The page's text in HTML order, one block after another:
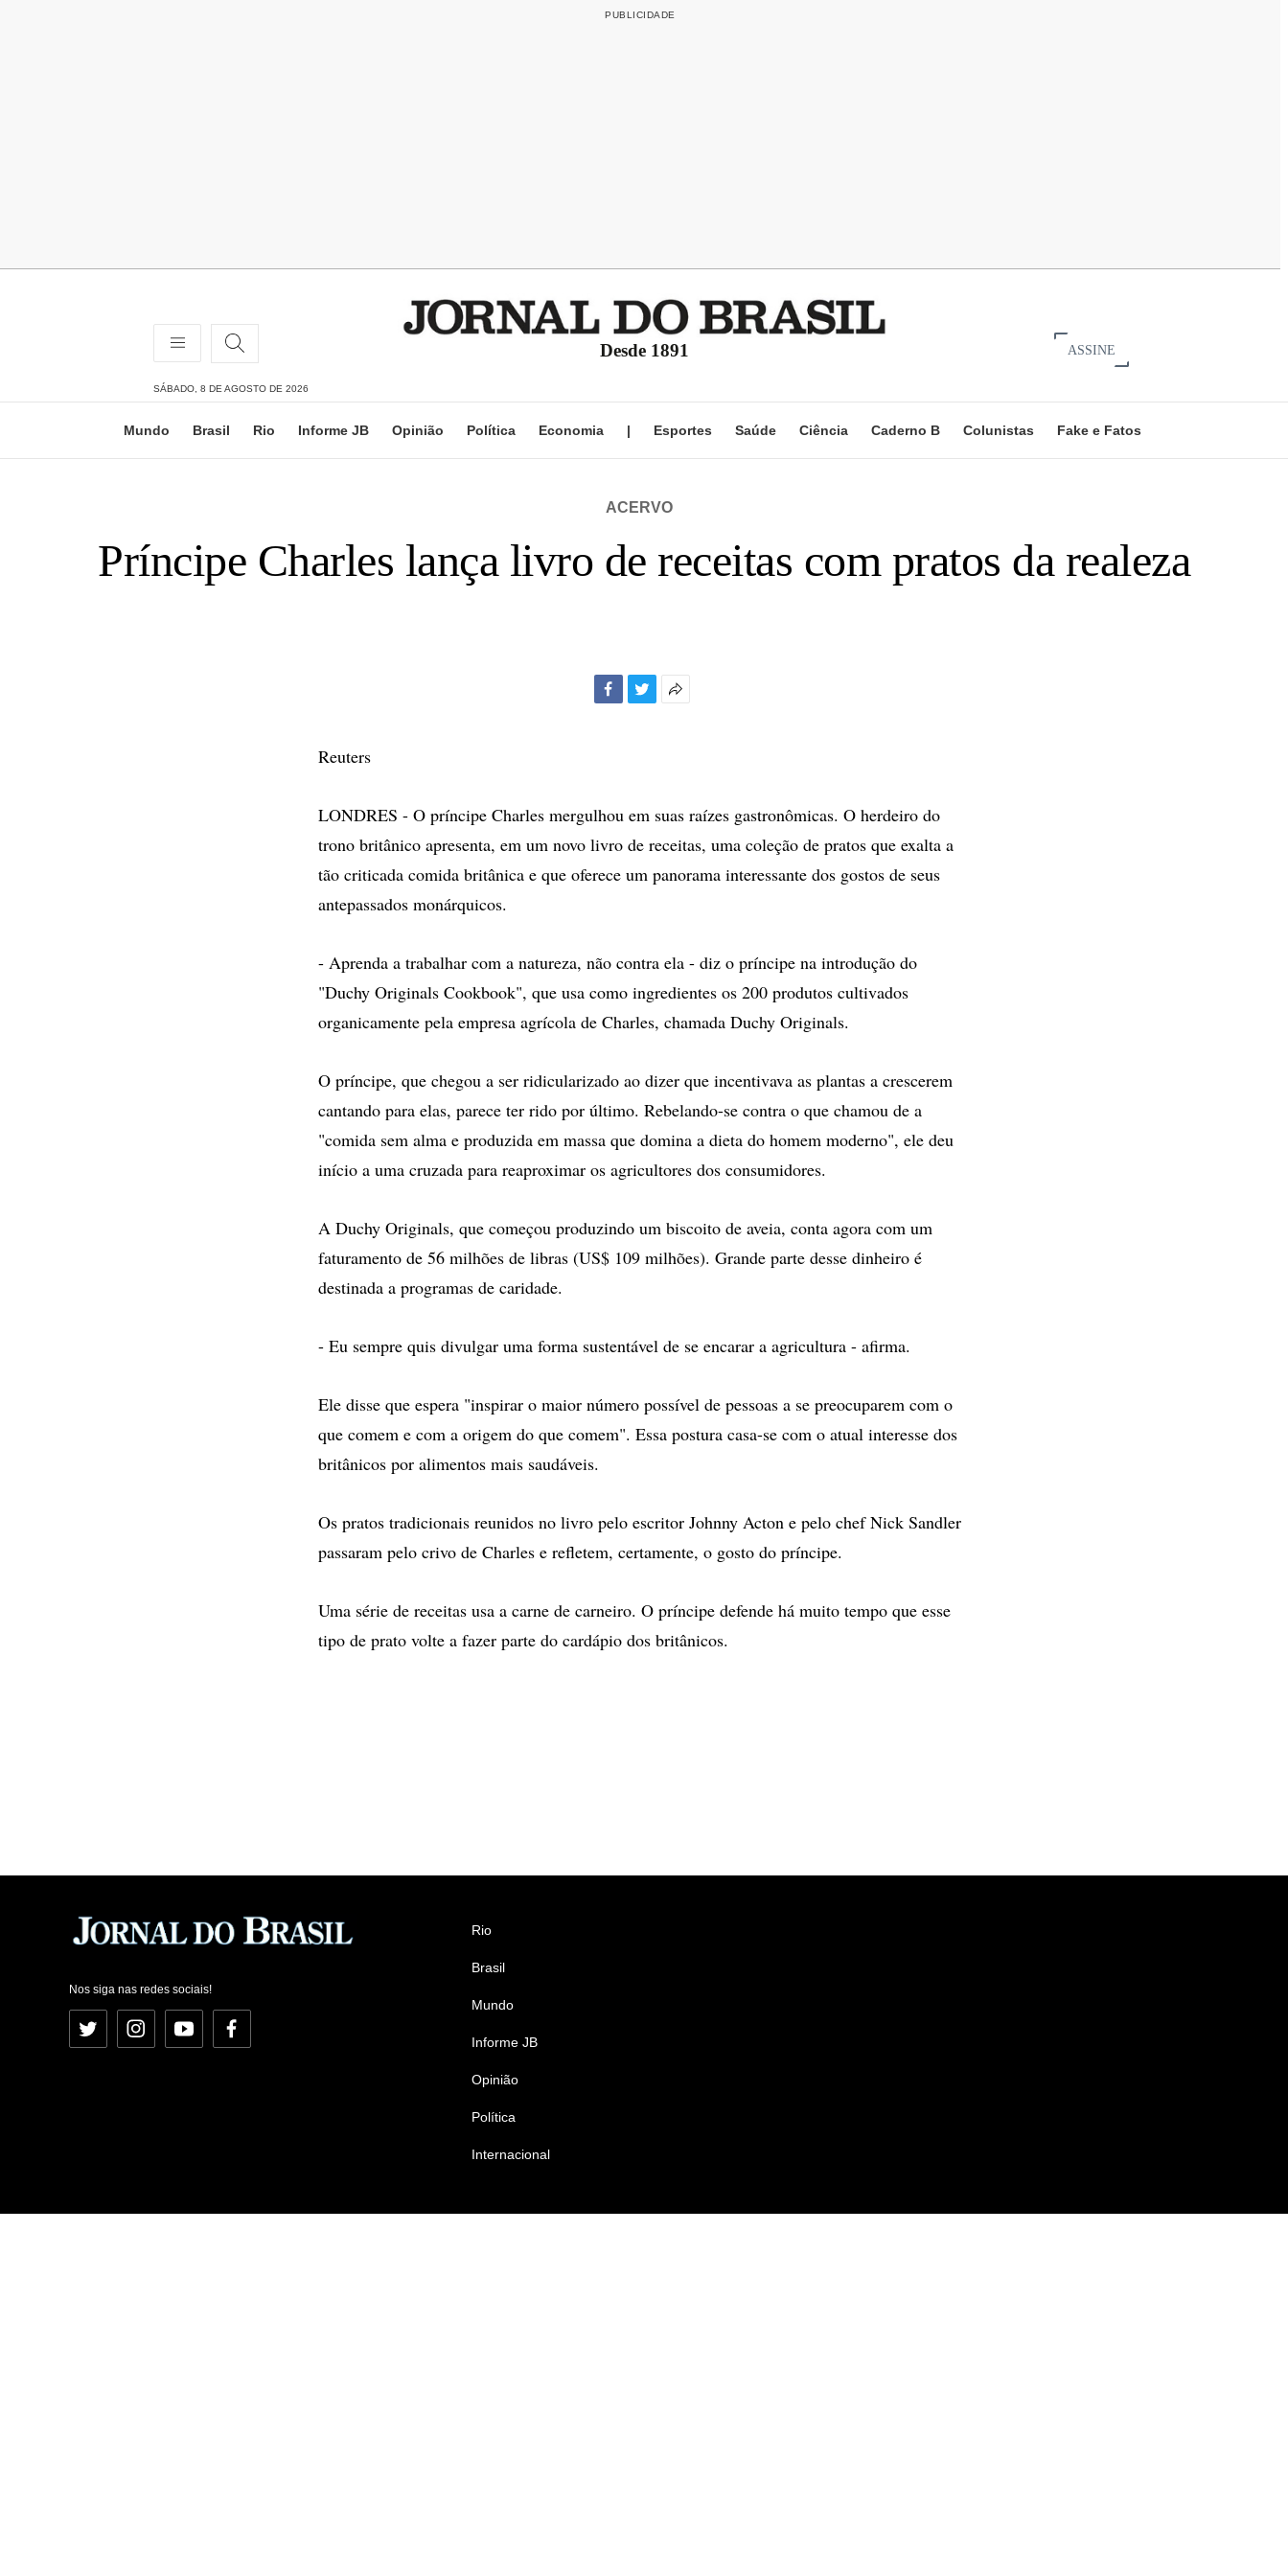
Desde 1891 ASSINE
SÁBADO, 8 DE AGOSTO DE 2026
Mundo Brasil Rio Informe JB Opinião Política Economia | Esportes Saúde Ciência Caderno B Colunistas Fake e Fatos
ACERVO
Príncipe Charles lança livro de receitas com pratos da realeza
Reuters
LONDRES - O príncipe Charles mergulhou em suas raízes gastronômicas. O herdeiro do
trono britânico apresenta, em um novo livro de receitas, uma coleção de pratos que exalta a
tão criticada comida britânica e que oferece um panorama interessante dos gostos de seus
antepassados monárquicos.
- Aprenda a trabalhar com a natureza, não contra ela - diz o príncipe na introdução do
"Duchy Originals Cookbook", que usa como ingredientes os 200 produtos cultivados
organicamente pela empresa agrícola de Charles, chamada Duchy Originals.
O príncipe, que chegou a ser ridicularizado ao dizer que incentivava as plantas a crescerem
cantando para elas, parece ter rido por último. Rebelando-se contra o que chamou de a
"comida sem alma e produzida em massa que domina a dieta do homem moderno", ele deu
início a uma cruzada para reaproximar os agricultores dos consumidores.
A Duchy Originals, que começou produzindo um biscoito de aveia, conta agora com um
faturamento de 56 milhões de libras (US$ 109 milhões). Grande parte desse dinheiro é
destinada a programas de caridade.
- Eu sempre quis divulgar uma forma sustentável de se encarar a agricultura - afirma.
Ele disse que espera "inspirar o maior número possível de pessoas a se preocuparem com o
que comem e com a origem do que comem". Essa postura casa-se com o atual interesse dos
britânicos por alimentos mais saudáveis.
Os pratos tradicionais reunidos no livro pelo escritor Johnny Acton e pelo chef Nick Sandler
passaram pelo crivo de Charles e refletem, certamente, o gosto do príncipe.
Uma série de receitas usa a carne de carneiro. O príncipe defende há muito tempo que esse
tipo de prato volte a fazer parte do cardápio dos britânicos.
Nos siga nas redes sociais!
Twitter InstagramYouTubeFacebook
Rio
Brasil
Mundo
Informe JB
Opinião
Política
Internacional